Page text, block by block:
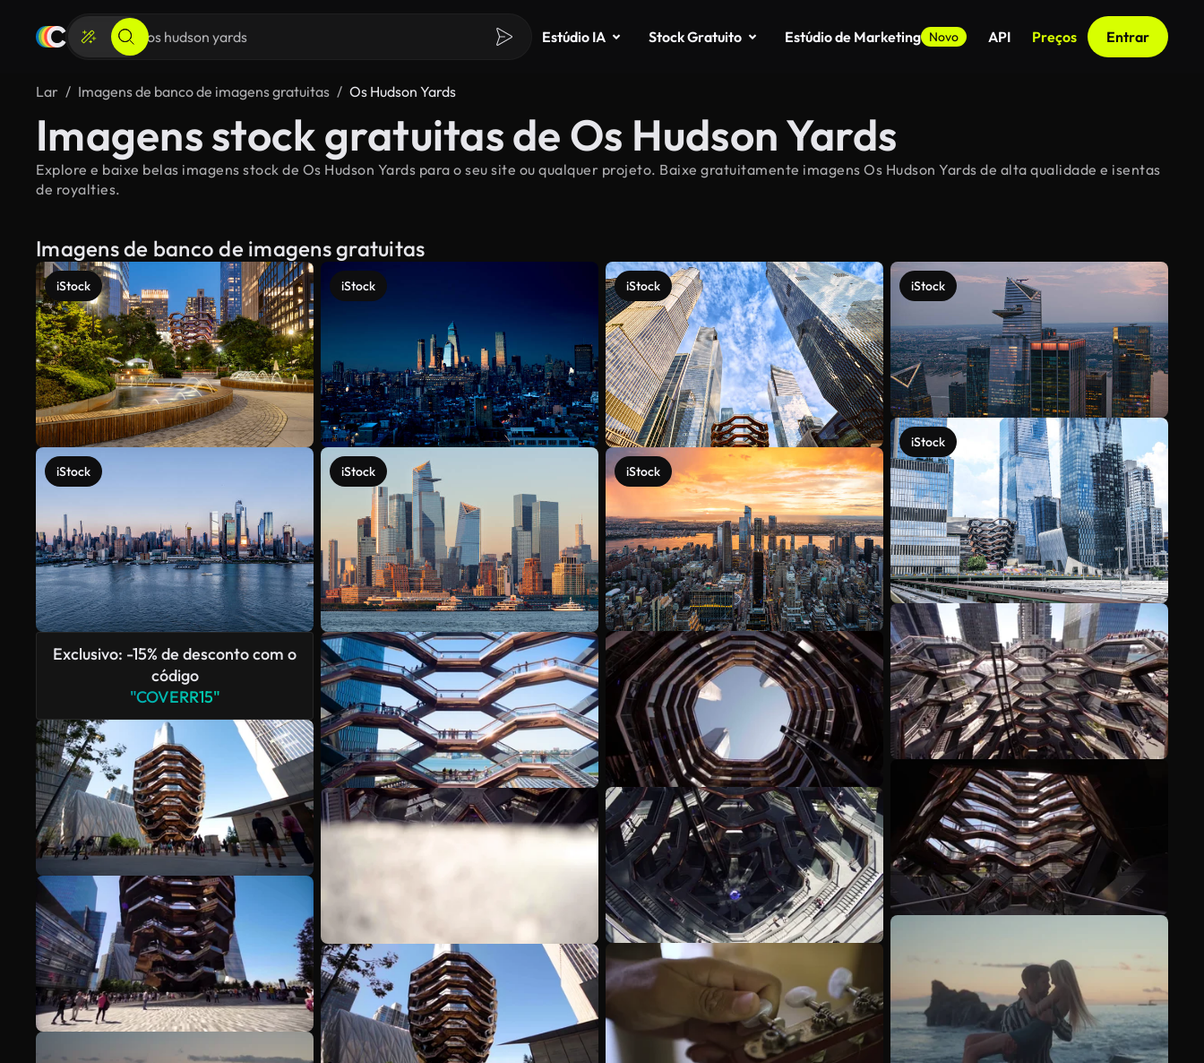
Estúdio IA Stock Gratuito Estúdio de Marketing Novo API Preços Entrar
Lar Imagens de banco de imagens gratuitas Os Hudson Yards
Imagens stock gratuitas de Os Hudson Yards
Explore e baixe belas imagens stock de Os Hudson Yards para o seu site ou qualquer projeto. Baixe gratuitamente imagens Os Hudson Yards de alta qualidade e isentas
de royalties.
Imagens de banco de imagens gratuitas
iStock
iStock
Exclusivo: -15% de desconto com o
código
"COVERR15"
iStock
iStock
iStock
iStock
iStock
iStock
Veja mais